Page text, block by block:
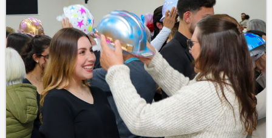
Psicologia
Publicidade e Propaganda
Segunda Chamada
Seguro Escolar
Sapien
Simulado Preparatório
Publicações Científicas
Revistas Campo Real
WhatsApp Campo Real